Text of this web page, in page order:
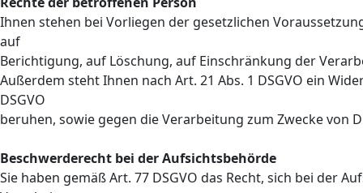
Ihnen stehen bei Vorliegen der gesetzlichen
auf
Berichtigung, auf Löschung, auf Einschränkung der
Außerdem steht Ihnen nach Art. 21 Abs. 1 DSGVO ein
DSGVO
beruhen, sowie gegen die Verarbeitung zum Zwecke von
Beschwerderecht bei der Aufsichtsbehörde
Sie haben gemäß Art. 77 DSGVO das Recht, sich bei der